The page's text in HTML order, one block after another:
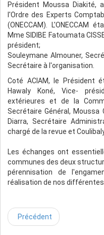
Président Moussa Diakité,
l'Ordre des Experts
(ONECCAM). L'ONECCAM
Mme SIDIBE Fatoumata
président;
Souleymane Almouner,
Secrétaire à l'organisation.
Coté ACIAM, le Président
Hawaly Koné, Vice-
extérieures et de la
Secrétaire Général, Moussa
Diarra, Secrétaire
chargé de la revue et
Les échanges ont
communes des deux
pérennisation de
réalisation de nos
Précédent